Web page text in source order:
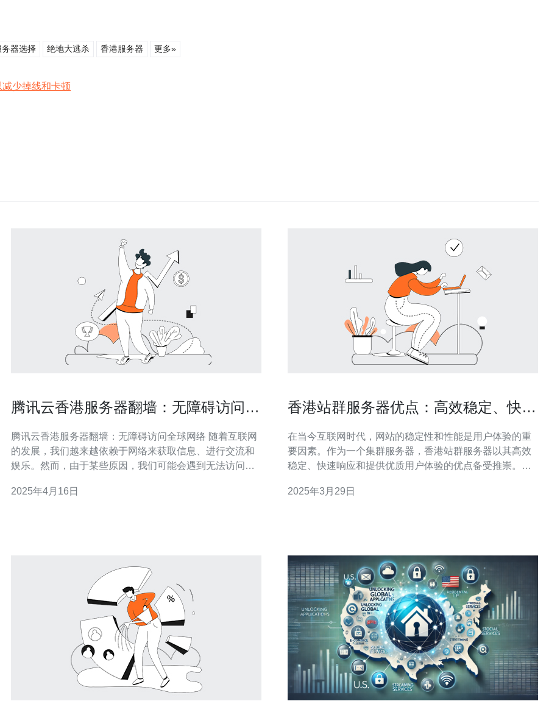
务器选择 绝地大逃杀 香港服务器 更多»
少掉线和卡顿
腾讯云香港服务器翻墙：无障碍访问全
腾讯云香港服务器翻墙：无障碍访问全球网络 随着互联网
的发展，我们越来越依赖于网络来获取信息、进行交流和
娱乐。然而，由于某些原因，我们可能会遇到无法访问特
您可以无障碍地访问全球网络。 腾讯云香港服务器翻墙是
2025年4月16日
香港站群服务器优点：高效稳定、快速
在当今互联网时代，网站的稳定性和性能是用户体验的重
要因素。作为一个集群服务器，香港站群服务器以其高效
稳定、快速响应和提供优质用户体验的优点备受推崇。本
用先进的硬件设备和技术，保证了其高效稳定的性能。通
2025年3月29日